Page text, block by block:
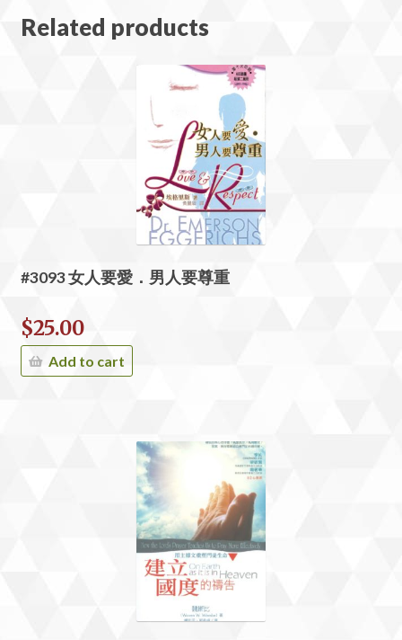
期
Related products
#3093 女人要愛．男人要尊重
$25.00
Add to cart